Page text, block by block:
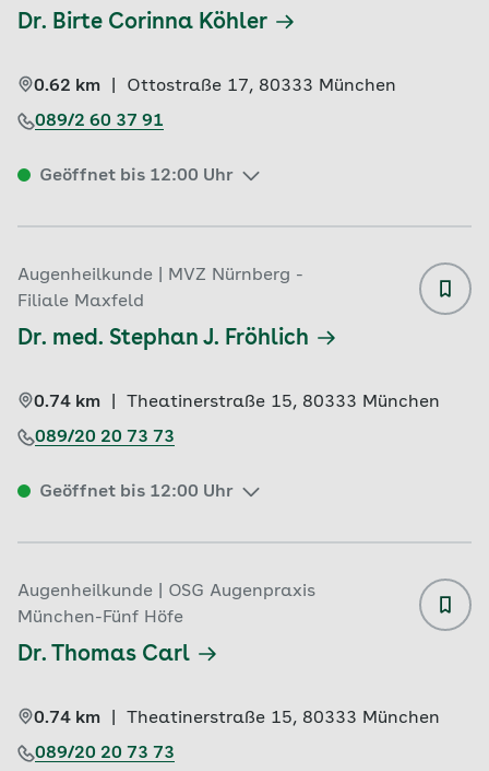
Dr. Birte Corinna Köhler
0.62 km Ottostraße 17, 80333 München
089/2 60 37 91
Geöffnet bis 12:00 Uhr
Augenheilkunde | MVZ Nürnberg -
Filiale Maxfeld
Dr. med. Stephan J. Fröhlich
0.74 km Theatinerstraße 15, 80333 München
089/20 20 73 73
Geöffnet bis 12:00 Uhr
Augenheilkunde | OSG Augenpraxis
München-Fünf Höfe
Dr. Thomas Carl
0.74 km Theatinerstraße 15, 80333 München
089/20 20 73 73